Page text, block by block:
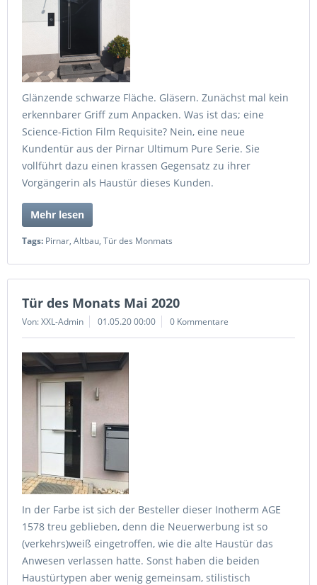
Glänzende schwarze Fläche. Gläsern. Zunächst mal kein
erkennbarer Griff zum Anpacken. Was ist das; eine
Science-Fiction Film Requisite? Nein, eine neue
Kundentür aus der Pirnar Ultimum Pure Serie. Sie
vollführt dazu einen krassen Gegensatz zu ihrer
Vorgängerin als Haustür dieses Kunden.
Mehr lesen
Tags: Pirnar, Altbau, Tür des Monmats
Tür des Monats Mai 2020
Von: XXL-Admin 01.05.20 00:00 0 Kommentare
In der Farbe ist sich der Besteller dieser Inotherm AGE
1578 treu geblieben, denn die Neuerwerbung ist so
(verkehrs)weiß eingetroffen, wie die alte Haustür das
Anwesen verlassen hatte. Sonst haben die beiden
Haustürtypen aber wenig gemeinsam, stilistisch